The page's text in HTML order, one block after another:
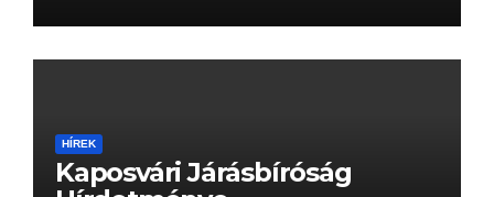
HÍREK
Kaposvári Járásbíróság